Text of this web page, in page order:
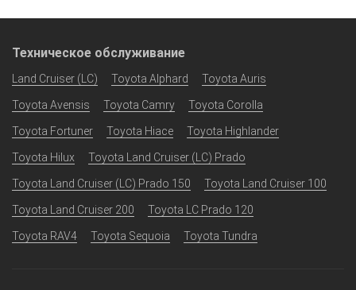
Техническое обслуживание
Land Cruiser (LC) Toyota Alphard Toyota Auris
Toyota Avensis Toyota Camry Toyota Corolla
Toyota Fortuner Toyota Hiace Toyota Highlander
Toyota Hilux Toyota Land Cruiser (LC) Prado
Toyota Land Cruiser (LC) Prado 150 Toyota Land Cruiser 100
Toyota Land Cruiser 200 Toyota LC Prado 120
Toyota RAV4 Toyota Sequoia Toyota Tundra